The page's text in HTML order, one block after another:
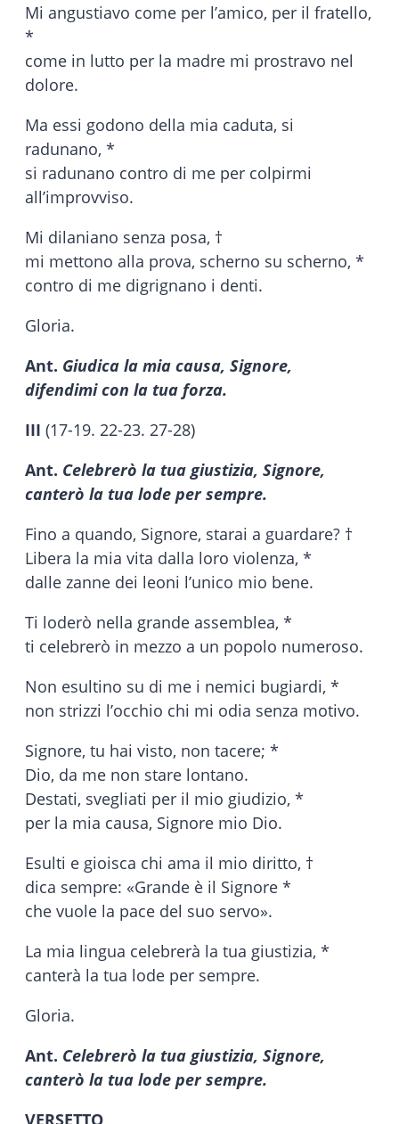
Mi angustiavo come per l’amico, per il fratello,
*
come in lutto per la madre mi prostravo nel
dolore.
Ma essi godono della mia caduta, si
radunano, *
si radunano contro di me per colpirmi
all’improvviso.
Mi dilaniano senza posa, †
mi mettono alla prova, scherno su scherno, *
contro di me digrignano i denti.
Gloria.
Ant. Giudica la mia causa, Signore,
difendimi con la tua forza.
III (17-19. 22-23. 27-28)
Ant. Celebrerò la tua giustizia, Signore,
canterò la tua lode per sempre.
Fino a quando, Signore, starai a guardare? †
Libera la mia vita dalla loro violenza, *
dalle zanne dei leoni l’unico mio bene.
Ti loderò nella grande assemblea, *
ti celebrerò in mezzo a un popolo numeroso.
Non esultino su di me i nemici bugiardi, *
non strizzi l’occhio chi mi odia senza motivo.
Signore, tu hai visto, non tacere; *
Dio, da me non stare lontano.
Destati, svegliati per il mio giudizio, *
per la mia causa, Signore mio Dio.
Esulti e gioisca chi ama il mio diritto, †
dica sempre: «Grande è il Signore *
che vuole la pace del suo servo».
La mia lingua celebrerà la tua giustizia, *
canterà la tua lode per sempre.
Gloria.
Ant. Celebrerò la tua giustizia, Signore,
canterò la tua lode per sempre.
VERSETTO